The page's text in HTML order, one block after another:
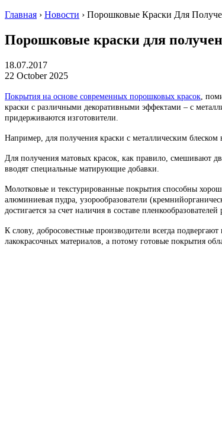
Главная › Новости › Порошковые Краски Для
Порошковые краски для
18.07.2017
22 October 2025
Покрытия на основе современных порошковых красок ,
краски с различными декоративными эффектами – с
придерживаются изготовители.
Например, для получения краски с металлическим
Для получения матовых красок, как правило, смешивают
вводят специальные матирующие добавки.
Молотковые и текстурированные покрытия способны
алюминиевая пудра, узорообразователи
достигается за счет наличия в составе
К слову, добросовестные производители всегда
лакокрасочных материалов, а потому готовые покрытия